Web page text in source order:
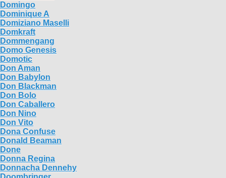
Domingo
Dominique A
Domiziano Maselli
Domkraft
Dommengang
Domo Genesis
Domotic
Don Aman
Don Babylon
Don Blackman
Don Bolo
Don Caballero
Don Nino
Don Vito
Dona Confuse
Donald Beaman
Done
Donna Regina
Donnacha Dennehy